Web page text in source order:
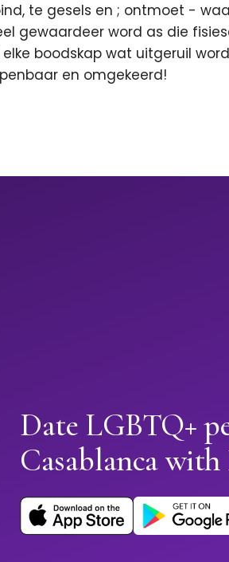
te gesels en ; ontmoet -
gewaardeer word as die
boodskap wat uitgeruil
en omgekeerd!
Date LGBTQ+
Casablanca